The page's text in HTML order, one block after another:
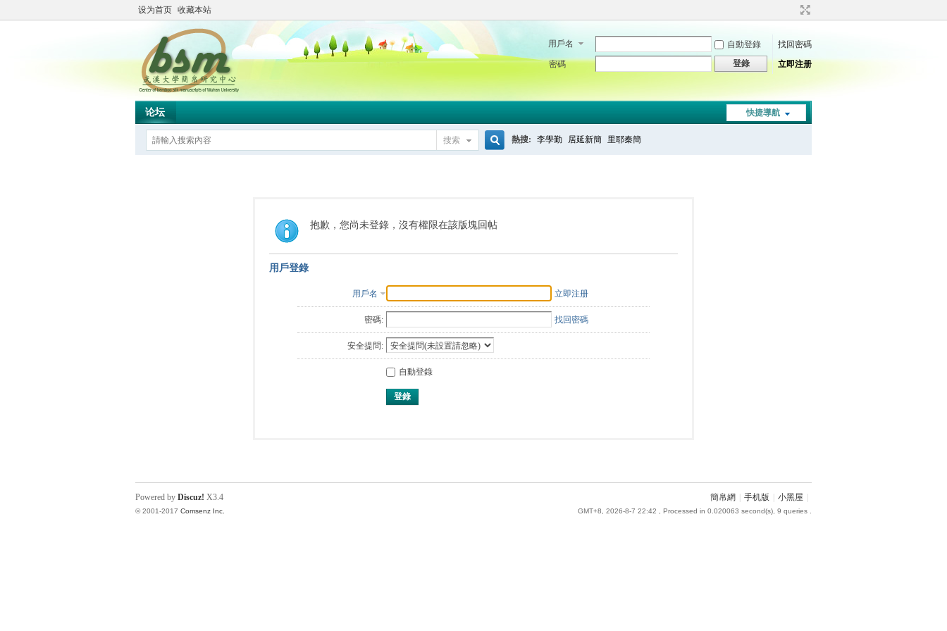
设为首页 收藏本站
用戶名 自動登錄
找回密碼
密碼
登錄 立即注册
快捷導航
论坛
搜索
索
熱搜: 李學勤 居延新簡 里耶秦簡
抱歉，您尚未登錄，沒有權限在該版塊回帖
用戶登錄
用戶名 立即注册
密碼: 找回密碼
安全提問:
自動登錄
登錄
簡帛網 手机版 小黑屋
GMT+8, 2026-8-7 22:42 , Processed in 0.020063 second(s), 9 queries .
Powered by Discuz! X3.4
© 2001-2017 Comsenz Inc.